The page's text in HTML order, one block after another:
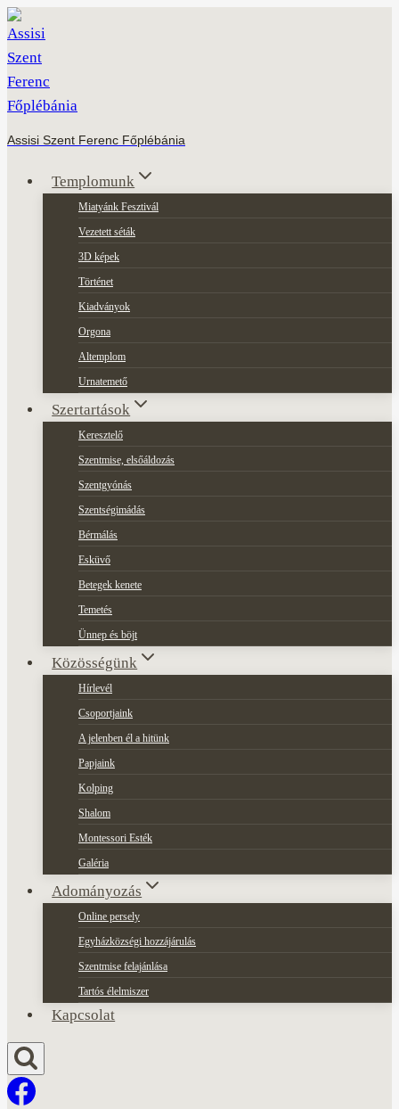
Skip
to
content
Assisi Szent Ferenc Főplébánia
Templomunk
Miatyánk Fesztivál
Vezetett séták
3D képek
Történet
Kiadványok
Orgona
Altemplom
Urnatemető
Szertartások
Keresztelő
Szentmise, elsőáldozás
Szentgyónás
Szentségimádás
Bérmálás
Esküvő
Betegek kenete
Temetés
Ünnep és böjt
Közösségünk
Hírlevél
Csoportjaink
A jelenben él a hitünk
Papjaink
Kolping
Shalom
Montessori Esték
Galéria
Adományozás
Online persely
Egyházközségi hozzájárulás
Szentmise felajánlása
Tartós élelmiszer
Kapcsolat